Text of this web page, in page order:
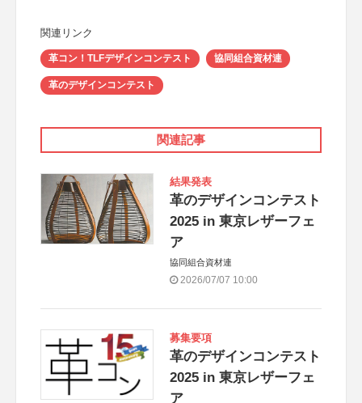
関連リンク
革コン！TLFデザインコンテスト 協同組合資材連
革のデザインコンテスト
関連記事
結果発表
革のデザインコンテスト
2025 in 東京レザーフェ
ア
協同組合資材連
2026/07/07 10:00
募集要項
革のデザインコンテスト
2025 in 東京レザーフェ
ア